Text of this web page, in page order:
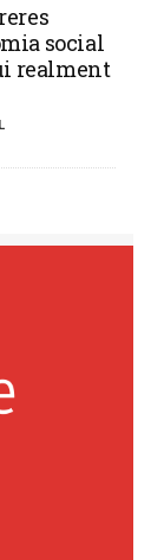
social
realment